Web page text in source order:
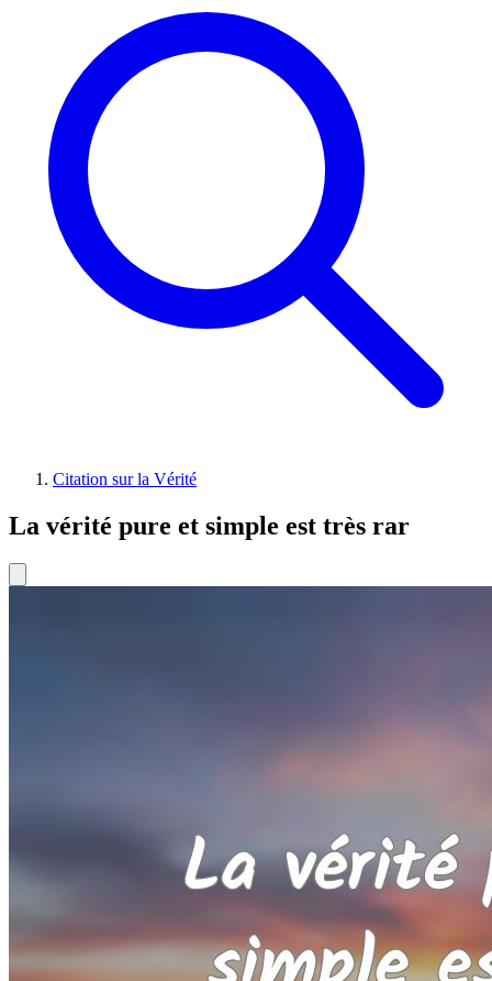
Citation sur la Vérité
La vérité pure et simple est très rar